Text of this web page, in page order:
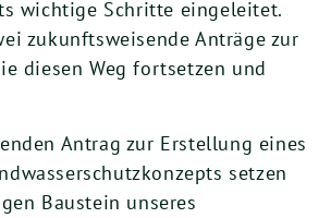
wichtige Schritte eingeleitet.
zukunftsweisende Anträge zur
diesen Weg fortsetzen und
Antrag zur Erstellung eines
setzen
Baustein unseres